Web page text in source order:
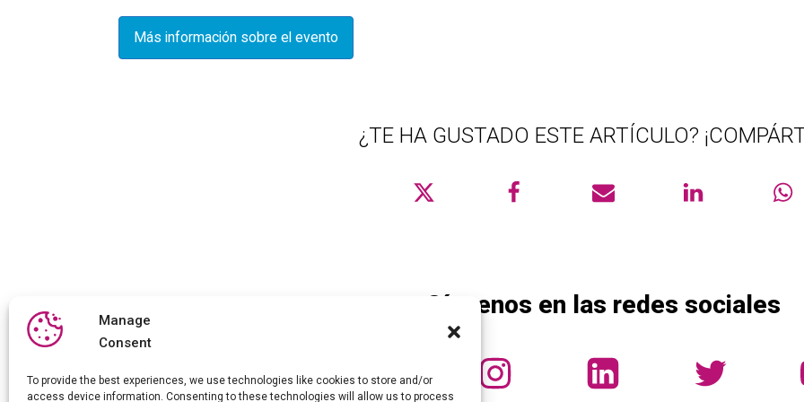
Manage
Consent
To provide the best experiences, we use technologies like cookies to store and/or
access device information. Consenting to these technologies will allow us to process
Más información sobre el evento
¿TE HA GUSTADO ESTE ARTÍCULO?
Síguenos en las redes sociales